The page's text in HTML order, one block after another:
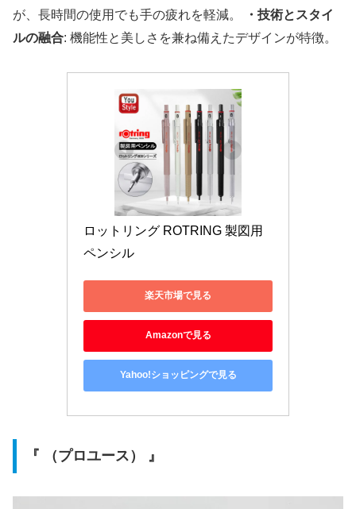
が、長時間の使用でも手の疲れを軽減。
・技術とスタイ
ルの融合: 機能性と美しさを兼ね備えたデザインが特徴。
ロットリング ROTRING 製図用
ペンシル
楽天市場で見る
Amazonで見る
Yahoo!ショッピングで見る
『 （プロユース） 』